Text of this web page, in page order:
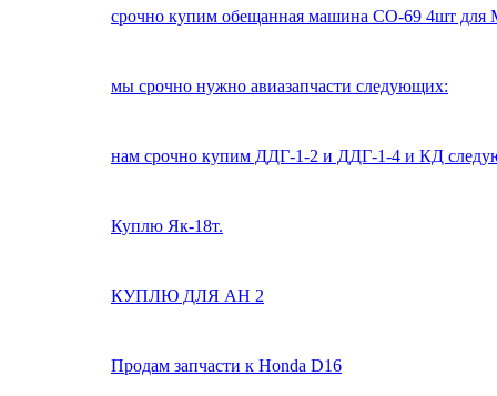
срочно купим обещанная машина СО-69 4шт для
мы срочно нужно авиазапчасти следующих:
нам срочно купим ДДГ-1-2 и ДДГ-1-4 и КД
Куплю Як-18т.
КУПЛЮ ДЛЯ АН 2
Продам запчасти к Honda D16